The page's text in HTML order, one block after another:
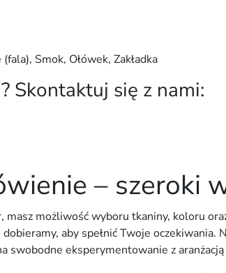
Smok, Ołówek, Zakładka
Skontaktuj się z nami:
– szeroki
masz możliwość wyboru tkaniny, koloru
aby spełnić Twoje
swobodne eksperymentowanie z